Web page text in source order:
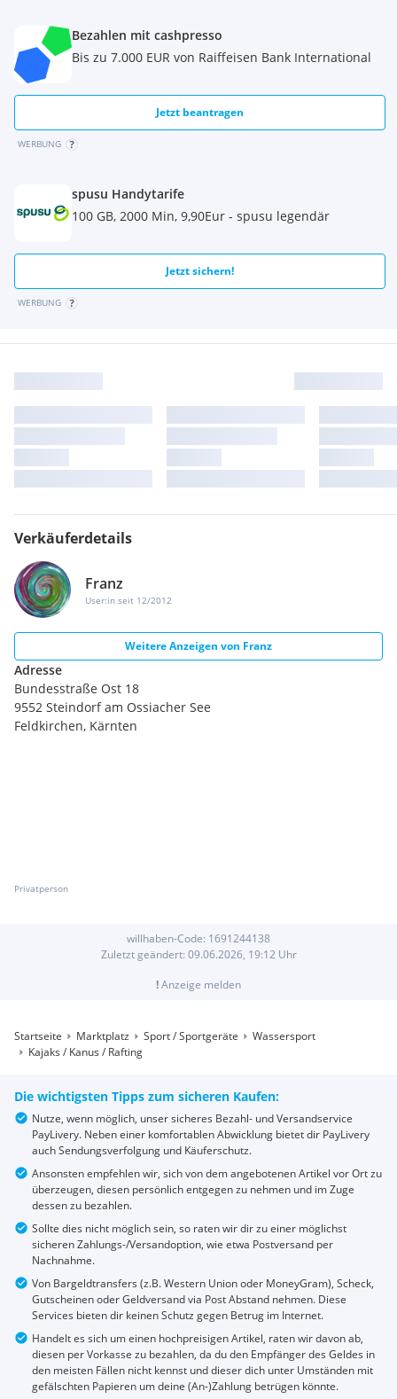
Bezahlen mit cashpresso
Bis zu 7.000 EUR von Raiffeisen Bank International
Jetzt beantragen
WERBUNG
spusu Handytarife
100 GB, 2000 Min, 9,90Eur - spusu legendär
Jetzt sichern!
WERBUNG
Verkäuferdetails
Franz
User:in seit 12/2012
Weitere Anzeigen von Franz
Adresse
Bundesstraße Ost 18
9552 Steindorf am Ossiacher See
Feldkirchen, Kärnten
Privatperson
willhaben-Code: 1691244138
Zuletzt geändert: 09.06.2026, 19:12 Uhr
!Anzeige melden
Startseite Marktplatz Sport / Sportgeräte
Wassersport
Kajaks / Kanus / Rafting
Die wichtigsten Tipps zum sicheren Kaufen:
Nutze, wenn möglich, unser sicheres Bezahl- und Versandservice
PayLivery. Neben einer komfortablen Abwicklung bietet dir PayLivery
auch Sendungsverfolgung und Käuferschutz.
Ansonsten empfehlen wir, sich von dem angebotenen Artikel vor Ort zu
überzeugen, diesen persönlich entgegen zu nehmen und im Zuge
dessen zu bezahlen.
Sollte dies nicht möglich sein, so raten wir dir zu einer möglichst
sicheren Zahlungs-/Versandoption, wie etwa Postversand per
Nachnahme.
Von Bargeldtransfers (z.B. Western Union oder MoneyGram), Scheck,
Gutscheinen oder Geldversand via Post Abstand nehmen. Diese
Services bieten dir keinen Schutz gegen Betrug im Internet.
Handelt es sich um einen hochpreisigen Artikel, raten wir davon ab,
diesen per Vorkasse zu bezahlen, da du den Empfänger des Geldes in
den meisten Fällen nicht kennst und dieser dich unter Umständen mit
gefälschten Papieren um deine (An-)Zahlung betrügen könnte.